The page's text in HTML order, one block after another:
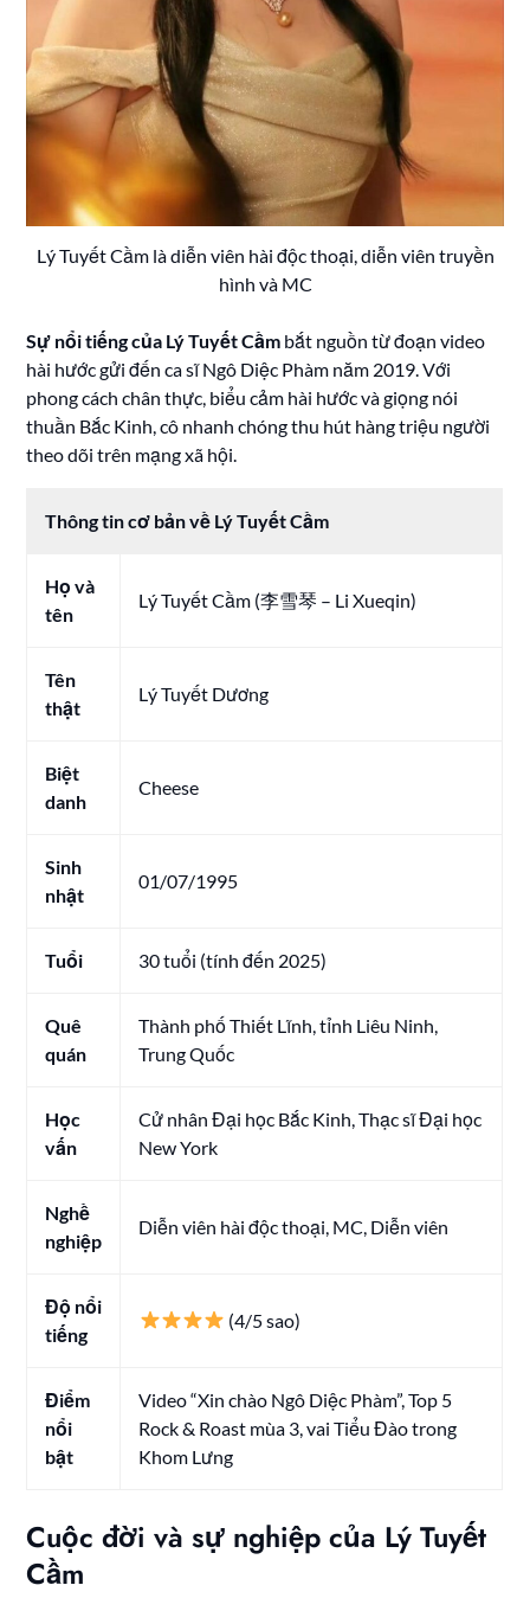
Lý Tuyết Cầm là diễn viên hài độc thoại, diễn viên truyền
hình và MC
Sự nổi tiếng của Lý Tuyết Cầm bắt nguồn từ đoạn video
hài hước gửi đến ca sĩ Ngô Diệc Phàm năm 2019. Với
phong cách chân thực, biểu cảm hài hước và giọng nói
thuần Bắc Kinh, cô nhanh chóng thu hút hàng triệu người
theo dõi trên mạng xã hội.
Thông tin cơ bản về Lý Tuyết Cầm
Họ và
tên
Lý Tuyết Cầm (李雪琴 – Li Xueqin)
Tên
thật
Lý Tuyết Dương
Biệt
danh
Cheese
Sinh
nhật
01/07/1995
Tuổi 30 tuổi (tính đến 2025)
Quê
quán
Thành phố Thiết Lĩnh, tỉnh Liêu Ninh,
Trung Quốc
Học
vấn
Cử nhân Đại học Bắc Kinh, Thạc sĩ Đại học
New York
Nghề
nghiệp
Diễn viên hài độc thoại, MC, Diễn viên
Độ nổi
tiếng
(4/5 sao)
Điểm
nổi
bật
Video “Xin chào Ngô Diệc Phàm”, Top 5
Rock & Roast mùa 3, vai Tiểu Đào trong
Khom Lưng
Cuộc đời và sự nghiệp của Lý Tuyết
Cầm